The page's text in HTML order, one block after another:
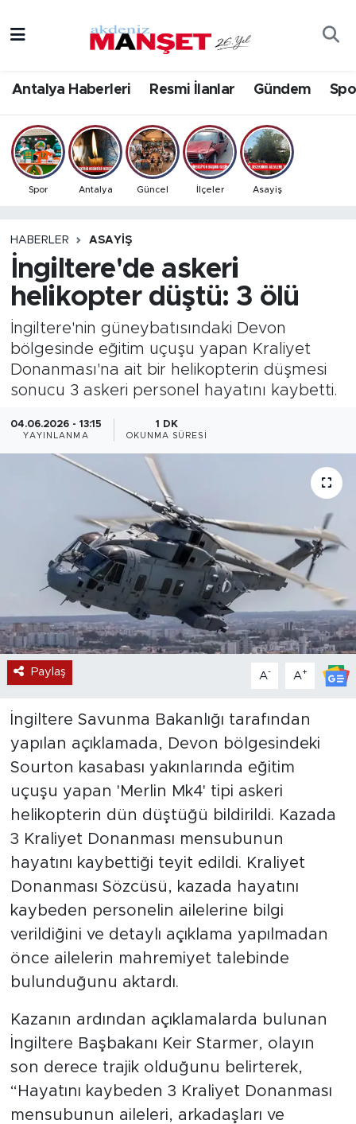
Antalya Haberleri Resmi İlanlar Gündem
Spor Antalya Güncel İlçeler Asayiş
HABERLER ASAYIŞ
İngiltere'de askeri
helikopter düştü: 3 ölü
İngiltere'nin güneybatısındaki Devon
bölgesinde eğitim uçuşu yapan Kraliyet
Donanması'na ait bir helikopterin düşmesi
sonucu 3 askeri personel hayatını kaybetti.
04.06.2026 - 13:15
YAYINLANMA
1 DK
OKUNMA SÜRESI
Paylaş A- A+
İngiltere Savunma Bakanlığı tarafından
yapılan açıklamada, Devon bölgesindeki
Sourton kasabası yakınlarında eğitim
uçuşu yapan 'Merlin Mk4' tipi askeri
helikopterin dün düştüğü bildirildi. Kazada
3 Kraliyet Donanması mensubunun
hayatını kaybettiği teyit edildi. Kraliyet
Donanması Sözcüsü, kazada hayatını
kaybeden personelin ailelerine bilgi
verildiğini ve detaylı açıklama yapılmadan
önce ailelerin mahremiyet talebinde
bulunduğunu aktardı.
Kazanın ardından açıklamalarda bulunan
İngiltere Başbakanı Keir Starmer, olayın
son derece trajik olduğunu belirterek,
“Hayatını kaybeden 3 Kraliyet Donanması
mensubunun aileleri, arkadaşları ve
Bilim & Teknoloji
Eğitim
Ekonomi
Gündem
İlçeler
Kültür- Sanat
Magazin
Özel Haber
Politika
Sağlık
Spor
Turizm
Antalya Hava Durumu
Antalya Namaz Vakitleri
Antalya Trafik Yoğunluk Haritası
Tüm Manşetler
Son Dakika Haberleri
Haber Arşivi